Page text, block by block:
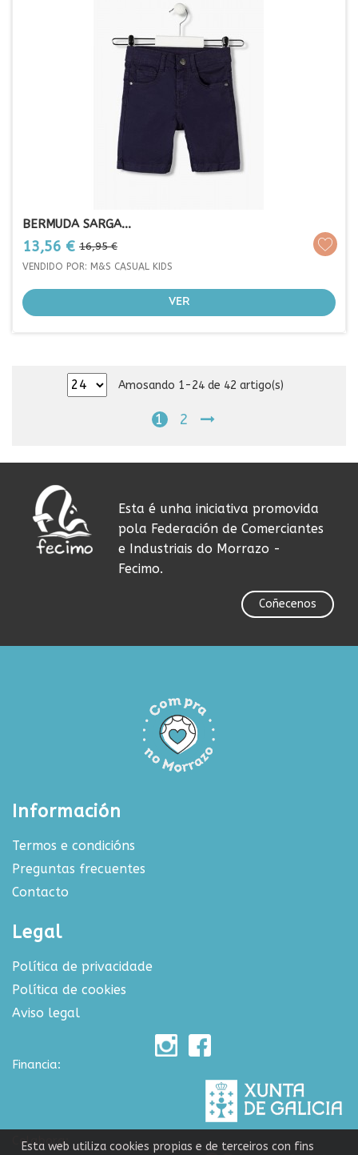
BERMUDA SARGA...
Prezo
13,56 € Prezo
base
16,95 €
VENDIDO POR: M&S CASUAL KIDS
VER
Amosando 1-24 de 42 artigo(s)
1 2
Esta é unha iniciativa promovida
pola Federación de Comerciantes
e Industriais do Morrazo -
Fecimo.
Coñecenos
Información
Termos e condicións
Preguntas frecuentes
Contacto
Legal
Política de privacidade
Política de cookies
Aviso legal
Financia:
Colabora:
Esta web utiliza cookies propias e de terceiros con fins